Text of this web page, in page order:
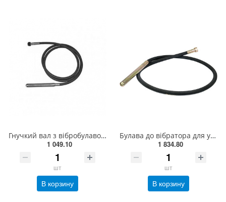
Гнучкий вал з вібробулавою Stark HVZ1.535 SE 120050016.01(120050016.01)
1 049.10
шт
В корзину
Булава до вібратора для укладання бетону YT-82600; l= 3 м, Ø= 35 мм ZY82600-29
1 834.80
шт
В корзину